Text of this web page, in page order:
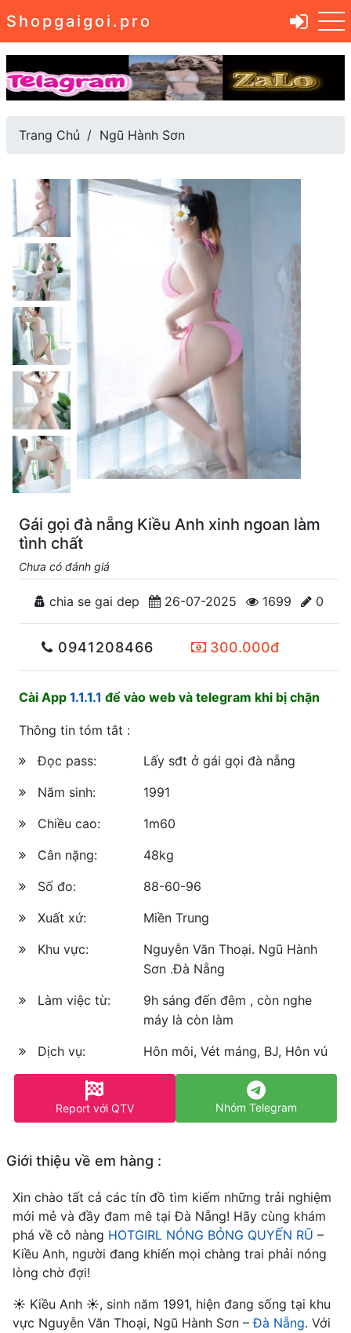
Shopgaigoi.pro
Trang Chủ Ngũ Hành Sơn
Gái gọi đà nẵng Kiều Anh xinh ngoan làm
tình chất
Chưa có đánh giá
chia se gai dep 26-07-2025 1699 0
0941208466 300.000đ
Cài App 1.1.1.1 để vào web và telegram khi bị chặn
Thông tin tóm tắt :
Đọc pass:
Lấy sđt ở gái gọi đà nẵng
Năm sinh:
1991
Chiều cao:
1m60
Cân nặng:
48kg
Số đo:
88-60-96
Xuất xứ:
Miền Trung
Khu vực:
Nguyễn Văn Thoại. Ngũ Hành
Sơn .Đà Nẵng
Làm việc từ:
9h sáng đến đêm , còn nghe
máy là còn làm
Dịch vụ:
Hôn môi, Vét máng, BJ, Hôn vú
Report với QTV Nhóm Telegram
Giới thiệu về em hàng :
Xin chào tất cả các tín đồ tìm kiếm những trải nghiệm
mới mẻ và đầy đam mê tại Đà Nẵng! Hãy cùng khám
phá về cô nàng HOTGIRL NÓNG BỎNG QUYẾN RŨ –
Kiều Anh, người đang khiến mọi chàng trai phải nóng
lòng chờ đợi!
☀️ Kiều Anh ☀️, sinh năm 1991, hiện đang sống tại khu
vực Nguyễn Văn Thoại, Ngũ Hành Sơn –Đà Nẵng. Với